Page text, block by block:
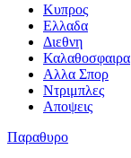
Κυπρος
Ελλαδα
Διεθνη
Καλαθοσφαιρα
Αλλα Σπορ
Ντριμπλες
Αποψεις
Παραθυρο